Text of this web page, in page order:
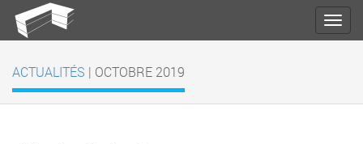
ACTUALITÉS | OCTOBRE 2019